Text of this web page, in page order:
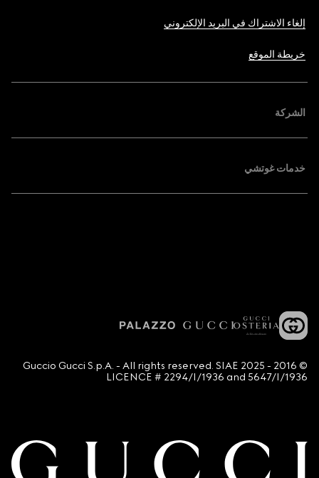
إلغاء الاشتراك في البريد الإلكتروني
خريطة الموقع
الشركة
خدمات غوتشي
© 2016 - 2025 Guccio Gucci S.p.A. - All rights reserved. SIAE
LICENCE # 2294/I/1936 and 5647/I/1936